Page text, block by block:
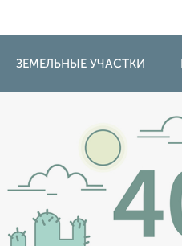
ЗЕМЕЛЬНЫЕ УЧАСТКИ